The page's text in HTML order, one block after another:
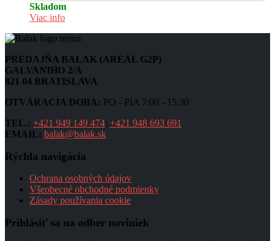
Skladom
Viac info
PREDAJŇA BALAK (AREÁL G2P)
GALVANIHO 2/A
821 04 BRATISLAVA
OTVÁRACIA DOBA: PO - PIA 7:00 - 15:30
TEL.: +421 949 149 474; +421 948 693 691
EMAIL: balak@balak.sk
Rýchla navigácia
Ochrana osobných údajov
Všeobecné obchodné podmienky
Zásady používania cookie
Prihlásiť sa na odber noviniek